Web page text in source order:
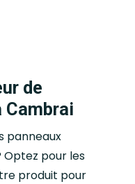
de
Cambrai
panneaux
pour les
produit pour